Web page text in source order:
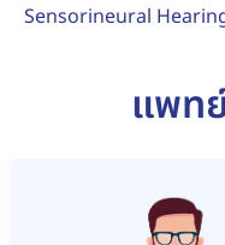
Sensorineural
แพท